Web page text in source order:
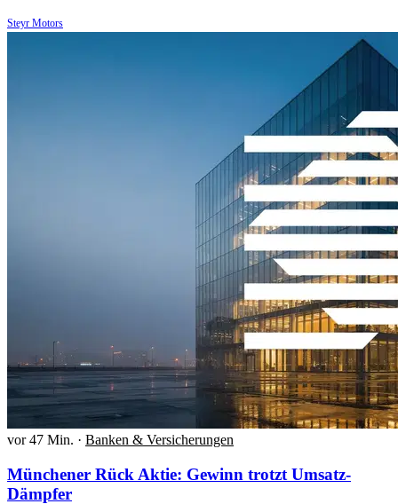
Steyr Motors
vor 47 Min. · Banken & Versicherungen
Münchener Rück Aktie: Gewinn trotzt Umsatz-
Dämpfer